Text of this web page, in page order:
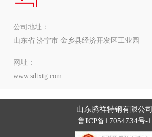
公司地址：
山东省 济宁市 金乡县经济开发区工业园
网址：
www.sdtxtg.com
山东腾祥特钢有限公司
鲁ICP备17054734号-1